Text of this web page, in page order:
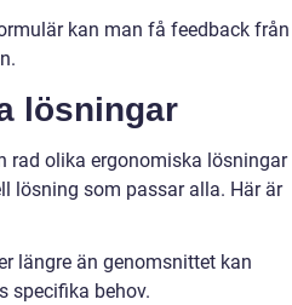
kan man få feedback från
lösningar
rad olika ergonomiska lösningar
lösning som passar alla. Här är
längre än genomsnittet kan
specifika behov.